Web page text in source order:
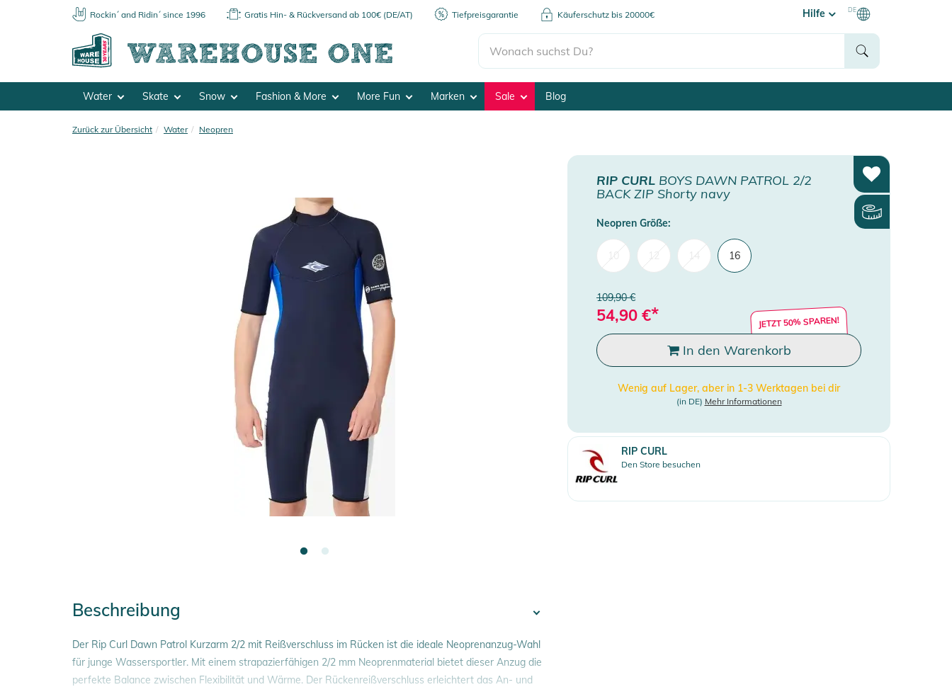
Rockin´ and Ridin´ since 1996 Gratis Hin- & Rückversand ab 100€ (DE/AT) Tiefpreisgarantie Käuferschutz bis 20000€ Hilfe DE
Water Skate Snow Fashion & More More Fun Marken Sale Blog
Zurück zur Übersicht Water Neopren
RIP CURL BOYS DAWN PATROL 2/2
BACK ZIP Shorty navy
Neopren Größe:
16
109,90 €
54,90 €* JETZT 50% SPAREN!
In den Warenkorb
Wenig auf Lager, aber in 1-3 Werktagen bei dir
(in DE) Mehr Informationen
RIP CURL
Den Store besuchen
Beschreibung
Der Rip Curl Dawn Patrol Kurzarm 2/2 mit Reißverschluss im Rücken ist die ideale Neoprenanzug-Wahl
für junge Wassersportler. Mit einem strapazierfähigen 2/2 mm Neoprenmaterial bietet dieser Anzug die
perfekte Balance zwischen Flexibilität und Wärme. Der Rückenreißverschluss erleichtert das An- und